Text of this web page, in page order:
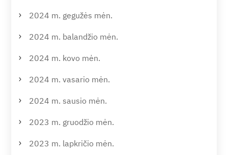
2024 m. gegužės mėn.
2024 m. balandžio mėn.
2024 m. kovo mėn.
2024 m. vasario mėn.
2024 m. sausio mėn.
2023 m. gruodžio mėn.
2023 m. lapkričio mėn.